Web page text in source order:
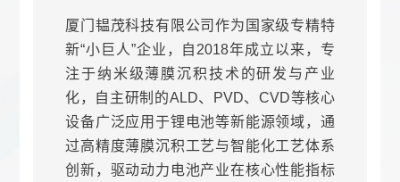
厦门韫茂科技有限公司作为国家级专精特
新“小巨人”企业，自2018年成立以来，专
注于纳米级薄膜沉积技术的研发与产业
化，自主研制的ALD、PVD、CVD等核心
设备广泛应用于锂电池等新能源领域，通
过高精度薄膜沉积工艺与智能化工艺体系
创新，驱动动力电池产业在核心性能指标